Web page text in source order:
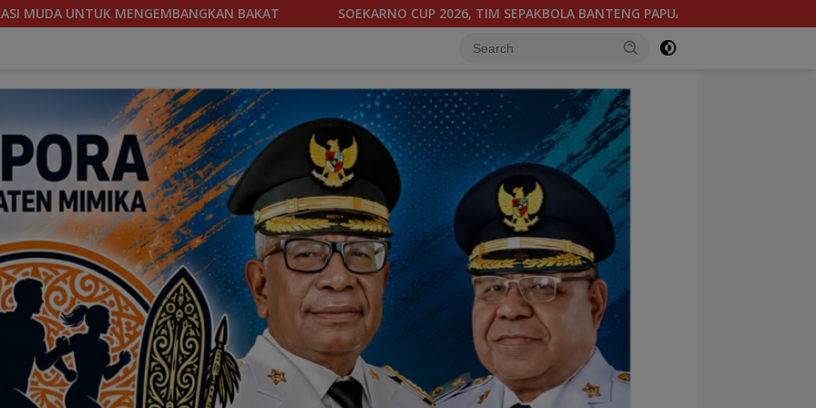
SOEKARNO CUP 2026, TIM SEPAKBOLA BANTENG PAPUA TENGAH BERGABUNG DI GROUP B, BERSAMA SULAWESI SELATAN,